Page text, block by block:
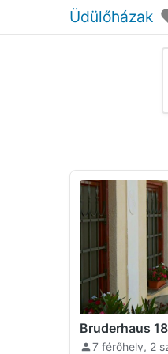
Üdülőházak
7 férőhely, 2